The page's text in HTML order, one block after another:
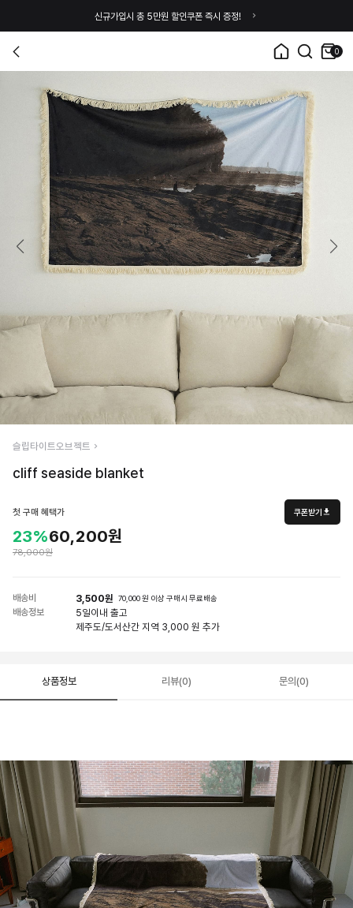
신규가입시 총 5만원 할인쿠폰 즉시 증정!
0
슬립타이트오브젝트
cliff seaside blanket
첫 구매 혜택가 쿠폰받기
23%60,200원
78,000원
배송비 3,500원 70,000 원 이상 구매시 무료배송
배송정보 5일이내 출고
제주도/도서산간 지역 3,000 원 추가
상품정보 리뷰(0) 문의(0)